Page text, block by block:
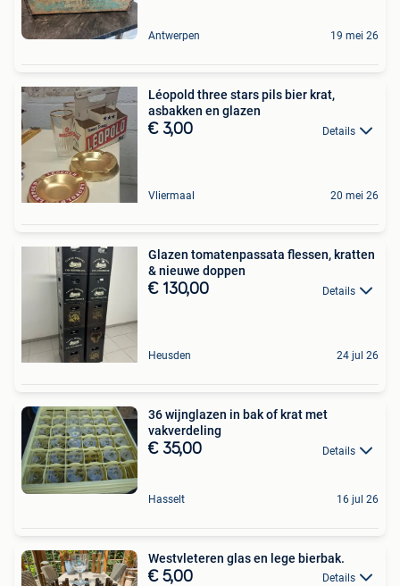
Antwerpen 19 mei 26
Léopold three stars pils bier krat,
asbakken en glazen
€ 3,00 Details
Vliermaal 20 mei 26
Glazen tomatenpassata flessen, kratten
& nieuwe doppen
€ 130,00 Details
Heusden 24 jul 26
36 wijnglazen in bak of krat met
vakverdeling
€ 35,00 Details
Hasselt 16 jul 26
Westvleteren glas en lege bierbak.
€ 5,00 Details